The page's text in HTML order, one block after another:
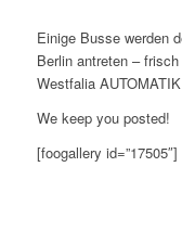
Einige Busse werden
Berlin antreten –
Westfalia
We keep you posted!
[foogallery id=”17505″]